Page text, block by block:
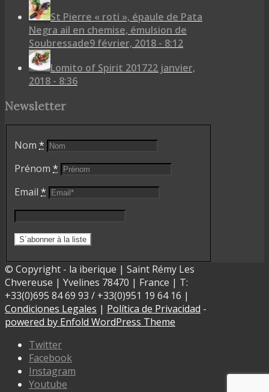
St Pierre « roti », épaule de Pata
Negra ail en chemise, émulsion de
Soubressade9 février, 2018 - 8:12
Lomito of Spirit 201722 janvier,
2018 - 8:36
Newsletter
Nom *
Prénom *
Email *
© Copyright - la iberique | Saint Rémy Les
Chvereuse | Yvelines 78470 | France | T:
+33(0)695 84 69 93 / +33(0)951 19 64 16 |
Condiciones Legales | Política de Privacidad -
powered by Enfold WordPress Theme
Twitter
Facebook
Instagram
Youtube